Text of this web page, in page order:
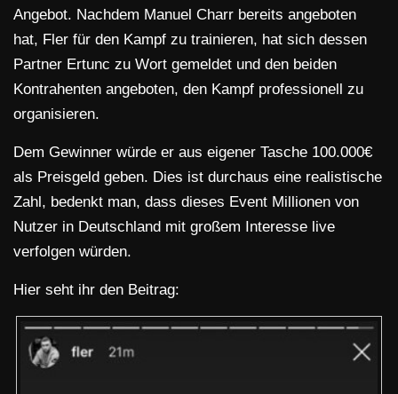
Angebot. Nachdem Manuel Charr bereits angeboten
hat, Fler für den Kampf zu trainieren, hat sich dessen
Partner Ertunc zu Wort gemeldet und den beiden
Kontrahenten angeboten, den Kampf professionell zu
organisieren.
Dem Gewinner würde er aus eigener Tasche 100.000€
als Preisgeld geben. Dies ist durchaus eine realistische
Zahl, bedenkt man, dass dieses Event Millionen von
Nutzer in Deutschland mit großem Interesse live
verfolgen würden.
Hier seht ihr den Beitrag: